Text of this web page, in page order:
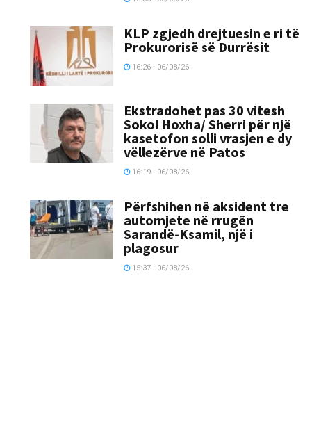
KLP zgjedh drejtuesin e ri të
Prokurorisë së Durrësit
16:26 - 06/08/26
Ekstradohet pas 30 vitesh
Sokol Hoxha/ Sherri për një
kasetofon solli vrasjen e dy
vëllezërve në Patos
16:19 - 06/08/26
Përfshihen në aksident tre
automjete në rrugën
Sarandë-Ksamil, një i
plagosur
15:37 - 06/08/26